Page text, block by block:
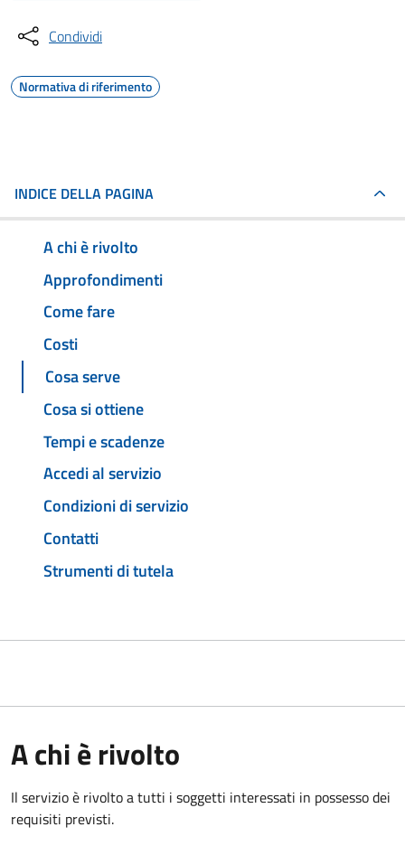
Condividi
Normativa di riferimento
INDICE DELLA PAGINA
A chi è rivolto
Approfondimenti
Come fare
Costi
Cosa serve
Cosa si ottiene
Tempi e scadenze
Accedi al servizio
Condizioni di servizio
Contatti
Strumenti di tutela
A chi è rivolto
Il servizio è rivolto a tutti i soggetti interessati in possesso dei
requisiti previsti.